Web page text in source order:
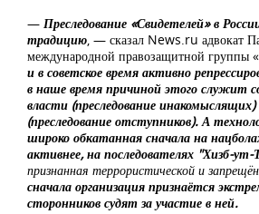
— Преследование «Свидетелей» в
традицию, — сказал News.ru адвокат
международной правозащитной группы
и в советское время активно
в наше время причиной этого служит
власти (преследование
(преследование отступников). А
широко обкатанная сначала на
активнее, на последователях "Хизб-ут-
признанная террористической и
сначала организация признаётся
сторонников судят за участие в ней.